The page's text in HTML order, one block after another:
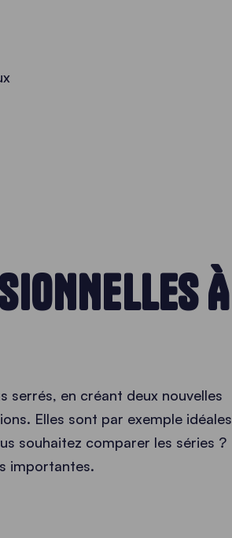
À
serrés, en créant deux nouvelles
Elles sont par exemple idéales
souhaitez comparer les séries ?
importantes.